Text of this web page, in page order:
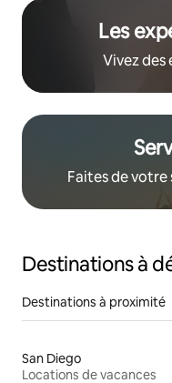
Les
Vivez des
Faites de votre
Destinations à
Destinations à proximité
San Diego
Locations de vacances